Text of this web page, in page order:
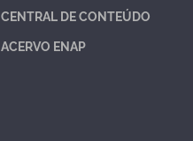
CENTRAL DE CONTEÚDO
ACERVO ENAP